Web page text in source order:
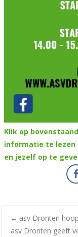
Klik op
informatie te lezen
en jezelf op te
← asv Dronten
asv Dronten geeft